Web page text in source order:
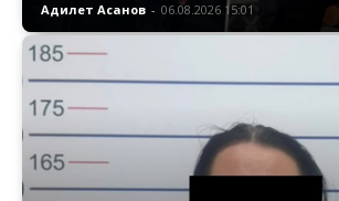
Адилет Асанов - 06.08.2026 15:01